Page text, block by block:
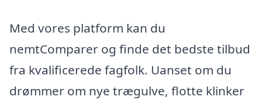
Med vores platform kan du
nemtComparer og finde det bedste tilbud
fra kvalificerede fagfolk. Uanset om du
drømmer om nye trægulve, flotte klinker